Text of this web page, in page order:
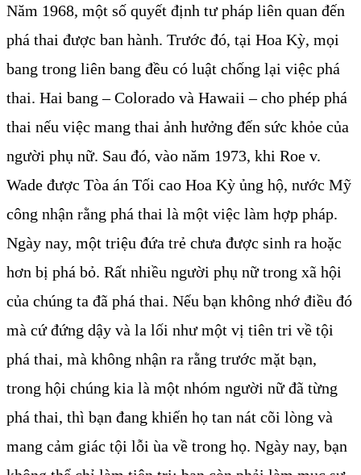
Năm 1968, một số quyết định tư pháp liên quan đến
phá thai được ban hành. Trước đó, tại Hoa Kỳ, mọi
bang trong liên bang đều có luật chống lại việc phá
thai. Hai bang – Colorado và Hawaii – cho phép phá
thai nếu việc mang thai ảnh hưởng đến sức khỏe của
người phụ nữ. Sau đó, vào năm 1973, khi Roe v.
Wade được Tòa án Tối cao Hoa Kỳ ủng hộ, nước Mỹ
công nhận rằng phá thai là một việc làm hợp pháp.
Ngày nay, một triệu đứa trẻ chưa được sinh ra hoặc
hơn bị phá bỏ. Rất nhiều người phụ nữ trong xã hội
của chúng ta đã phá thai. Nếu bạn không nhớ điều đó
mà cứ đứng dậy và la lối như một vị tiên tri về tội
phá thai, mà không nhận ra rằng trước mặt bạn,
trong hội chúng kia là một nhóm người nữ đã từng
phá thai, thì bạn đang khiến họ tan nát cõi lòng và
mang cảm giác tội lỗi ùa về trong họ. Ngày nay, bạn